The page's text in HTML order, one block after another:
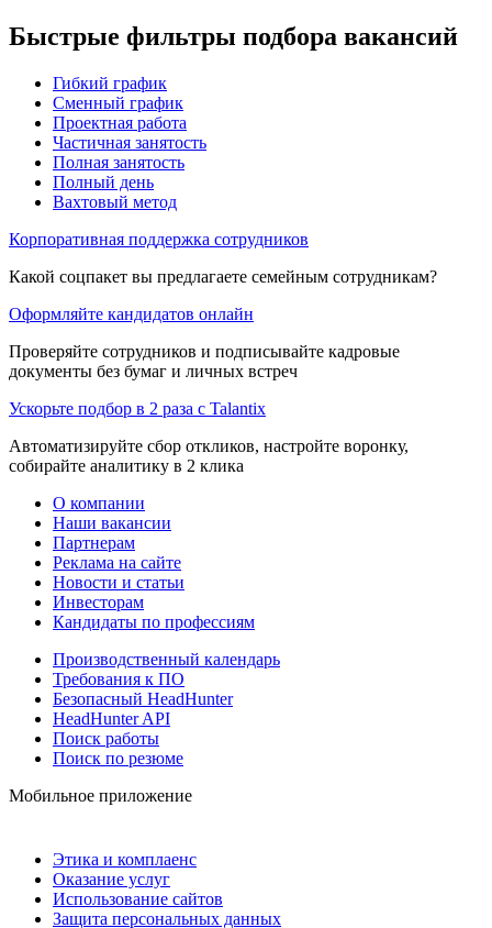
Быстрые фильтры подбора вакансий
Гибкий график
Сменный график
Проектная работа
Частичная занятость
Полная занятость
Полный день
Вахтовый метод
Корпоративная поддержка сотрудников
Какой соцпакет вы предлагаете семейным сотрудникам?
Оформляйте кандидатов онлайн
Проверяйте сотрудников и подписывайте кадровые
документы без бумаг и личных встреч
Ускорьте подбор в 2 раза с Talantix
Автоматизируйте сбор откликов, настройте воронку,
собирайте аналитику в 2 клика
О компании
Наши вакансии
Партнерам
Реклама на сайте
Новости и статьи
Инвесторам
Кандидаты по профессиям
Производственный календарь
Требования к ПО
Безопасный HeadHunter
HeadHunter API
Поиск работы
Поиск по резюме
Мобильное приложение
Этика и комплаенс
Оказание услуг
Использование сайтов
Защита персональных данных